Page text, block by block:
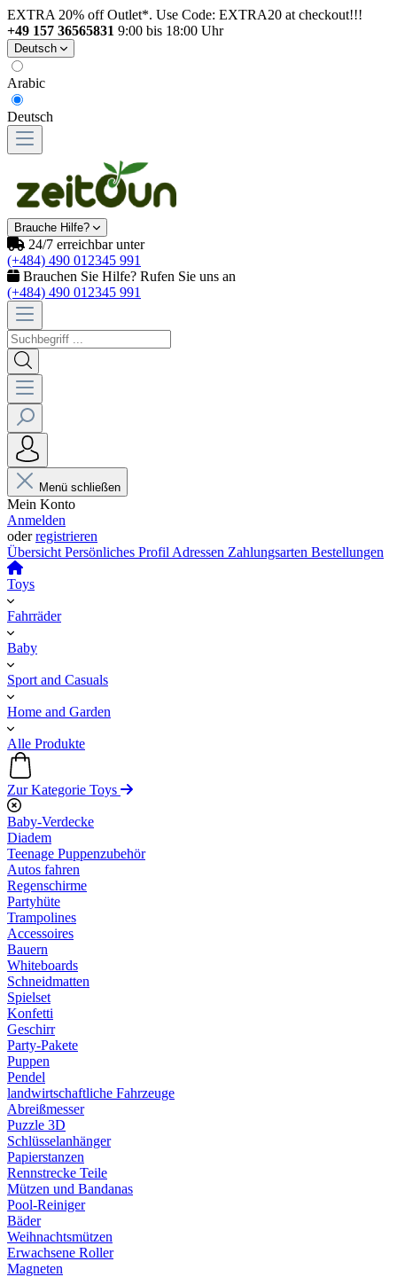
EXTRA 20% off Outlet*. Use Code: EXTRA20 at checkout!!!
+49 157 36565831 9:00 bis 18:00 Uhr
Deutsch
Arabic
Deutsch
Brauche Hilfe?
24/7 erreichbar unter
(+484) 490 012345 991
Brauchen Sie Hilfe? Rufen Sie uns an
(+484) 490 012345 991
Menü schließen
Mein Konto
Anmelden
oderregistrieren
Übersicht Persönliches Profil Adressen Zahlungsarten Bestellungen
Toys
Fahrräder
Baby
Sport and Casuals
Home and Garden
Alle Produkte
Zur Kategorie Toys
Baby-Verdecke
Diadem
Teenage Puppenzubehör
Autos fahren
Regenschirme
Partyhüte
Trampolines
Accessoires
Bauern
Whiteboards
Schneidmatten
Spielset
Konfetti
Geschirr
Party-Pakete
Puppen
Pendel
landwirtschaftliche Fahrzeuge
Abreißmesser
Puzzle 3D
Schlüsselanhänger
Papierstanzen
Rennstrecke Teile
Mützen und Bandanas
Pool-Reiniger
Bäder
Weihnachtsmützen
Erwachsene Roller
Magneten